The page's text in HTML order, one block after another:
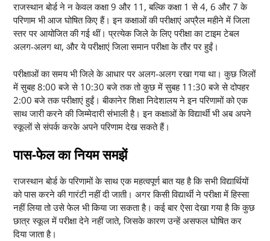
राजस्थान बोर्ड ने न केवल कक्षा 9 और 11, बल्कि कक्षा 1 से 4, 6 और 7 के
परिणाम भी आज घोषित किए हैं। इन कक्षाओं की परीक्षाएं अप्रैल महीने में जिला
स्तर पर आयोजित की गई थीं। प्रत्येक जिले के लिए परीक्षा का टाइम टेबल
अलग-अलग था, और ये परीक्षाएं जिला समान परीक्षा के तौर पर हुईं।
परीक्षाओं का समय भी जिले के आधार पर अलग-अलग रखा गया था। कुछ जिलों
में सुबह 8:00 बजे से 10:30 बजे तक तो कुछ में सुबह 11:30 बजे से दोपहर
2:00 बजे तक परीक्षाएं हुईं। बीकानेर शिक्षा निदेशालय ने इन परिणामों को एक
साथ जारी करने की जिम्मेदारी संभाली है। इन कक्षाओं के विद्यार्थी भी अब अपने
स्कूलों से संपर्क करके अपने परिणाम देख सकते हैं।
पास-फेल का नियम समझें
राजस्थान बोर्ड के परिणामों के साथ एक महत्वपूर्ण बात यह है कि सभी विद्यार्थियों
को पास करने की गारंटी नहीं दी जाती। अगर किसी विद्यार्थी ने परीक्षा में हिस्सा
नहीं लिया तो उसे फेल भी किया जा सकता है। कई बार ऐसा देखा गया है कि कुछ
छात्र स्कूल में परीक्षा देने नहीं जाते, जिसके कारण उन्हें असफल घोषित कर
दिया जाता है।